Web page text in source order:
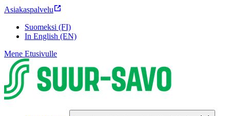
Asiakaspalvelu
Suomeksi (FI)
In English (EN)
Mene Etusivulle